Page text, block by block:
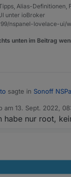
Alias-Definitionen,
unter ioBroker
nspanel-lovelace-ui/
unten im Beitrag
sagte in Sonoff
Es gibt Unterordner
gibt es außer root
Ich habe nur root
hierbei um die
innerhalb der
am 13. Sept. 2022,
von
habe nur root,